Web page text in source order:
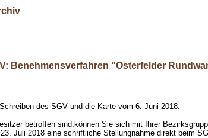
Benehmensverfahren "Osterfelder
des SGV und die Karte vom 6. Juni 2018.
betroffen sind,können Sie sich mit Ihrer
Juli 2018 eine schriftliche Stellungnahme direkt beim